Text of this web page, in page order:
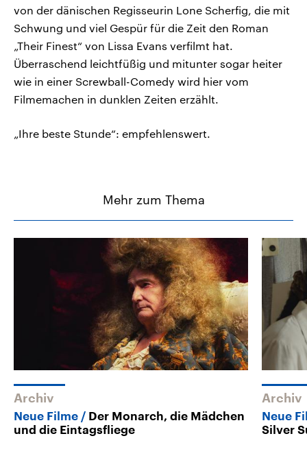
von der dänischen Regisseurin Lone Scherfig, die mit
Schwung und viel Gespür für die Zeit den Roman
„Their Finest“ von Lissa Evans verfilmt hat.
Überraschend leichtfüßig und mitunter sogar heiter
wie in einer Screwball-Comedy wird hier vom
Filmemachen in dunklen Zeiten erzählt.
„Ihre beste Stunde“: empfehlenswert.
Mehr zum Thema
Archiv
Neue Filme
Der Monarch, die Mädchen
und die Eintagsfliege
Archiv
Neue
Silver